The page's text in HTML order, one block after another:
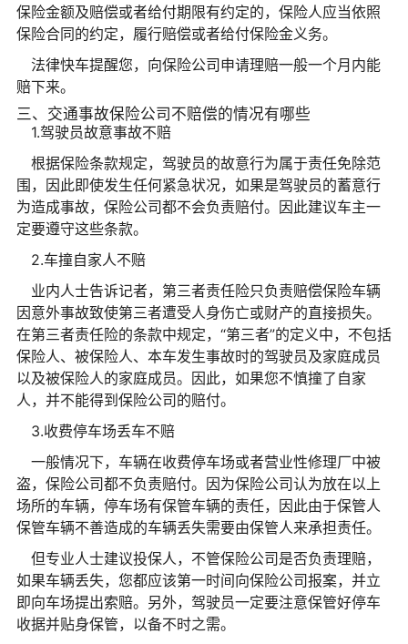
保险金额及赔偿或者给付期限有约定的，保险人应当依照
保险合同的约定，履行赔偿或者给付保险金义务。
法律快车提醒您，向保险公司申请理赔一般一个月内能
赔下来。
三、交通事故保险公司不赔偿的情况有哪些
1.驾驶员故意事故不赔
根据保险条款规定，驾驶员的故意行为属于责任免除范
围，因此即使发生任何紧急状况，如果是驾驶员的蓄意行
为造成事故，保险公司都不会负责赔付。因此建议车主一
定要遵守这些条款。
2.车撞自家人不赔
业内人士告诉记者，第三者责任险只负责赔偿保险车辆
因意外事故致使第三者遭受人身伤亡或财产的直接损失。
在第三者责任险的条款中规定，“第三者”的定义中，不包括
保险人、被保险人、本车发生事故时的驾驶员及家庭成员
以及被保险人的家庭成员。因此，如果您不慎撞了自家
人，并不能得到保险公司的赔付。
3.收费停车场丢车不赔
一般情况下，车辆在收费停车场或者营业性修理厂中被
盗，保险公司都不负责赔付。因为保险公司认为放在以上
场所的车辆，停车场有保管车辆的责任，因此由于保管人
保管车辆不善造成的车辆丢失需要由保管人来承担责任。
但专业人士建议投保人，不管保险公司是否负责理赔，
如果车辆丢失，您都应该第一时间向保险公司报案，并立
即向车场提出索赔。另外，驾驶员一定要注意保管好停车
收据并贴身保管，以备不时之需。